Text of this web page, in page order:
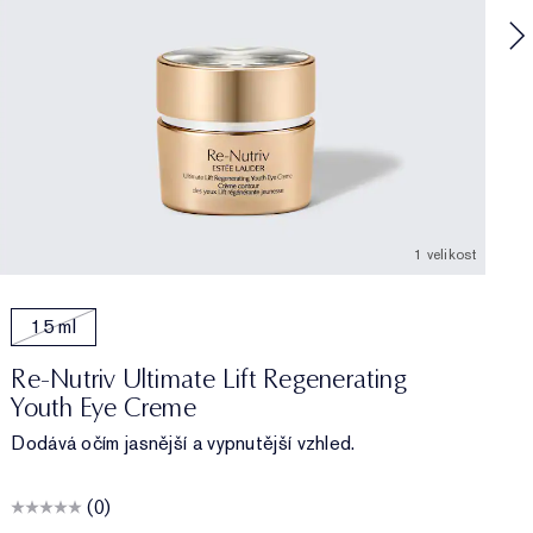
1 velikost
15 ml
Re-Nutriv Ultimate Lift Regenerating
Youth Eye Creme
Dodává očím jasnější a vypnutější vzhled.
(0)